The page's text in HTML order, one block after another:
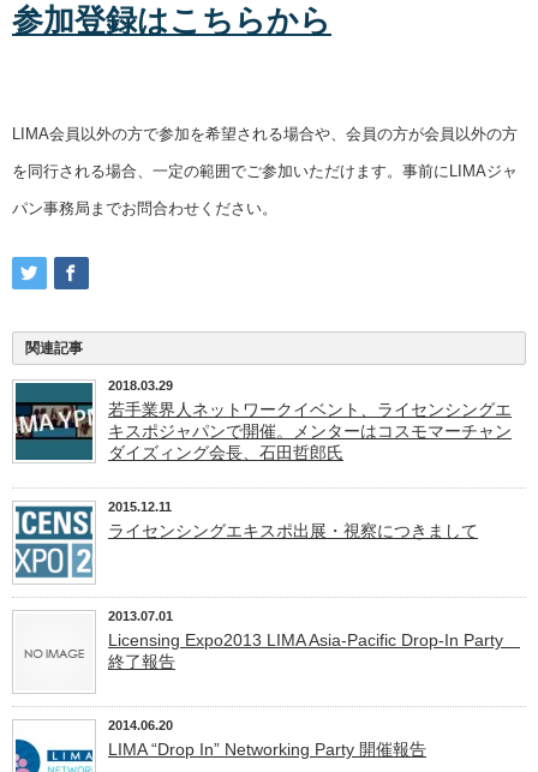
参加登録はこちらから
LIMA会員以外の方で参加を希望される場合や、会員の方が会員以外の方
を同行される場合、一定の範囲でご参加いただけます。事前にLIMAジャ
パン事務局までお問合わせください。
関連記事
2018.03.29
若手業界人ネットワークイベント、ライセンシングエ
キスポジャパンで開催。メンターはコスモマーチャン
ダイズィング会長、石田哲郎氏
2015.12.11
ライセンシングエキスポ出展・視察につきまして
2013.07.01
Licensing Expo2013 LIMA Asia-Pacific Drop-In Party
終了報告
2014.06.20
LIMA “Drop In” Networking Party 開催報告